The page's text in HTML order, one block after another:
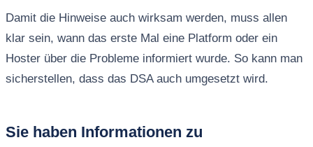
Damit die Hinweise auch wirksam werden, muss allen
klar sein, wann das erste Mal eine Platform oder ein
Hoster über die Probleme informiert wurde. So kann man
sicherstellen, dass das DSA auch umgesetzt wird.
Sie haben Informationen zu